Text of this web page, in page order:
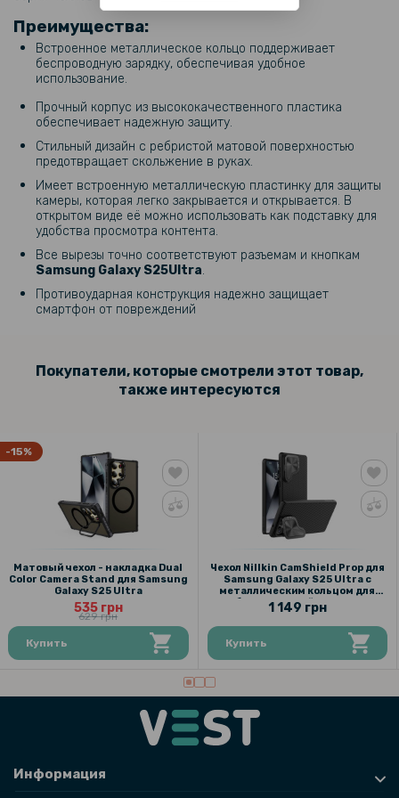
Преимущества:
Встроенное металлическое кольцо поддерживает
беспроводную зарядку, обеспечивая удобное
использование.
Прочный корпус из высококачественного пластика
обеспечивает надежную защиту.
Стильный дизайн с ребристой матовой поверхностью
предотвращает скольжение в руках.
Имеет встроенную металлическую пластинку для защиты
камеры, которая легко закрывается и открывается. В
открытом виде её можно использовать как подставку для
удобства просмотра контента.
Все вырезы точно соответствуют разъемам и кнопкам
Samsung Galaxy S25Ultra.
Противоударная конструкция надежно защищает
смартфон от повреждений
Покупатели, которые смотрели этот товар,
также интересуются
-15%
Матовый чехол - накладка Dual
Color Camera Stand для Samsung
Galaxy S25 Ultra
535 грн
629 грн
Купить
Чехол Nillkin CamShield Prop для
Samsung Galaxy S25 Ultra с
металлическим кольцом для
беспроводной зарядки
1 149 грн
Купить
Информация